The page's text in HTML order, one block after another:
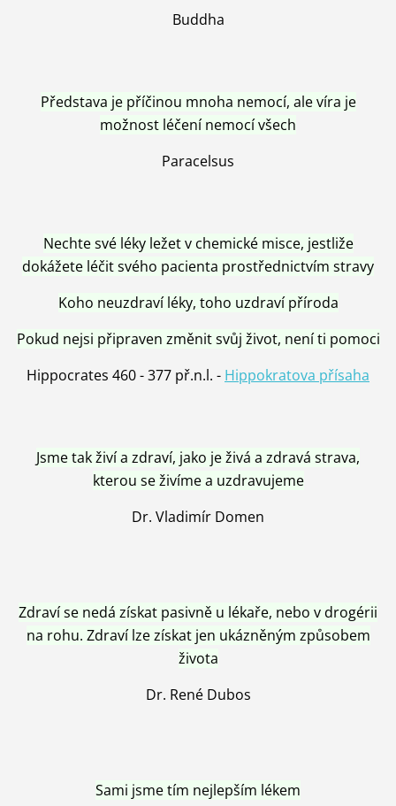
Buddha
Představa je příčinou mnoha nemocí, ale víra je
možnost léčení nemocí všech
Paracelsus
Nechte své léky ležet v chemické misce, jestliže
dokážete léčit svého pacienta prostřednictvím stravy
Koho neuzdraví léky, toho uzdraví příroda
Pokud nejsi připraven změnit svůj život, není ti pomoci
Hippocrates 460 - 377 př.n.l. - Hippokratova přísaha
Jsme tak živí a zdraví, jako je živá a zdravá strava,
kterou se živíme a uzdravujeme
Dr. Vladimír Domen
Zdraví se nedá získat pasivně u lékaře, nebo v drogérii
na rohu. Zdraví lze získat jen ukázněným způsobem
života
Dr. René Dubos
Sami jsme tím nejlepším lékem